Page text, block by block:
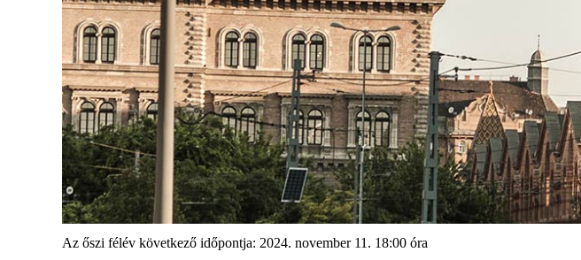
Az őszi félév következő időpontja: 2024. november 11. 18:00 óra